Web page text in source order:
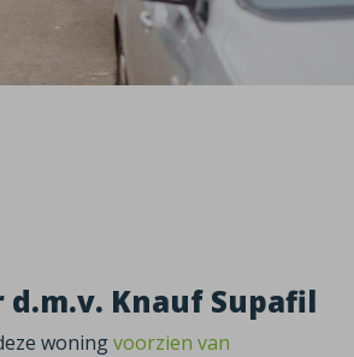
d.m.v. Knauf Supafil
woningvoorzien van